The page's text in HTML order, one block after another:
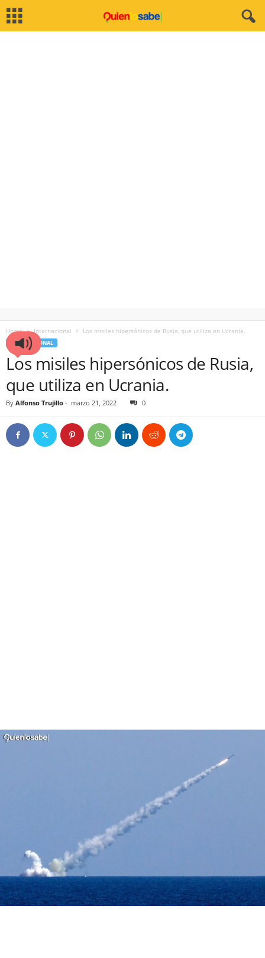
Home Internacional Los misiles hipersónicos de Rusia, que utiliza en Ucrania.
INTERNACIONAL
Los misiles hipersónicos de Rusia,
que utiliza en Ucrania.
By Alfonso Trujillo - marzo 21, 2022 0